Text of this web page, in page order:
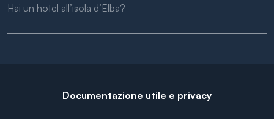
Hai un hotel all’isola d’Elba?
Documentazione utile e privacy